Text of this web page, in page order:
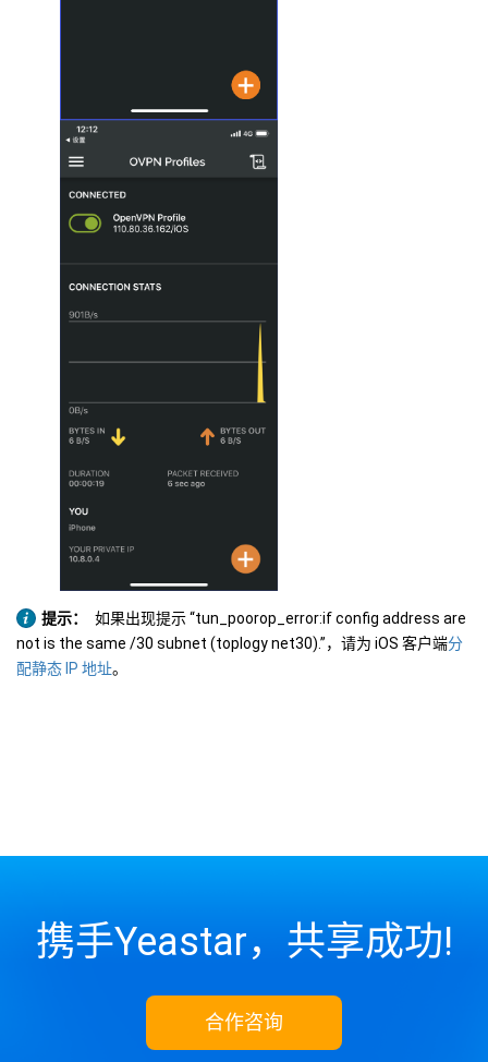
提示：
如果出现提示 “tun_poorop_error:if config address are
not is the same /30 subnet (toplogy net30).”，请为 iOS 客户端分
配静态 IP 地址。
携手Yeastar，共享成功!
合作咨询